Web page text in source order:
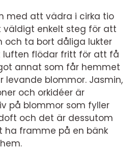
med att vädra i cirka tio
väldigt enkelt steg för att
och ta bort dåliga lukter
luften flödar fritt för att få
annat som får hemmet
blommor. Jasmin,
och orkidéer är
på blommor som fyller
och det är dessutom
framme på en bänk